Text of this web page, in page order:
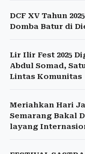
DCF XV Tahun
Domba Batur di
Lir Ilir Fest 2025
Abdul Somad,
Lintas Komunitas
Meriahkan Hari
Semarang Bakal
layang